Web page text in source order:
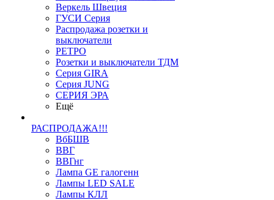
Веркель Швеция
ГУСИ Серия
Распродажа розетки и
выключатели
РЕТРО
Розетки и выключатели ТДМ
Серия GIRA
Серия JUNG
СЕРИЯ ЭРА
Ещё
РАСПРОДАЖА!!!
ВбБШВ
ВВГ
ВВГнг
Лампа GE галогенн
Лампы LED SALE
Лампы КЛЛ